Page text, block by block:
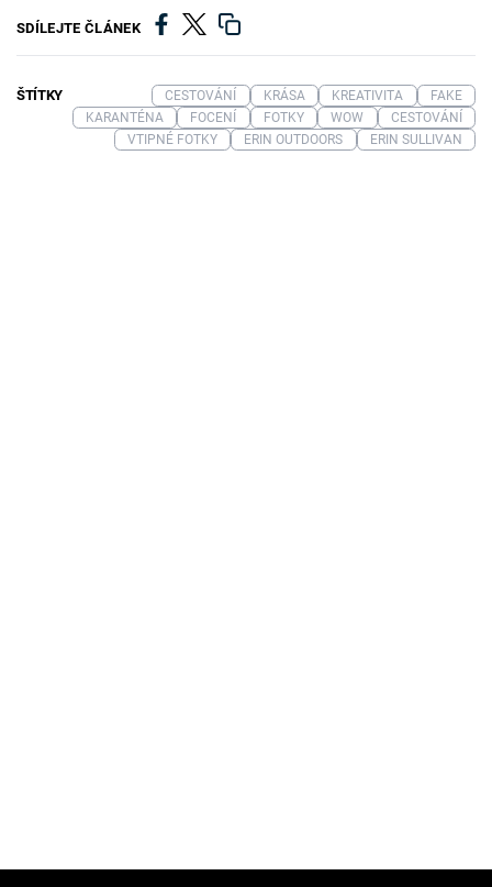
SDÍLEJTE ČLÁNEK
ŠTÍTKY CESTOVÁNÍ KRÁSA KREATIVITA
FAKE
KARANTÉNA
FOCENÍ FOTKY WOW
CESTOVÁNÍ
VTIPNÉ FOTKY
ERIN OUTDOORS ERIN SULLIVAN